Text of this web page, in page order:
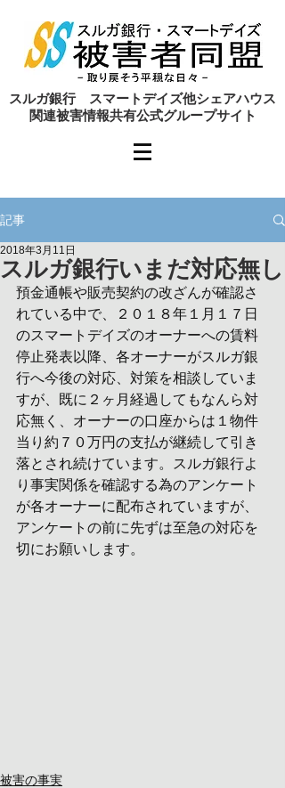
​スルガ銀行 スマートデイズ他シェアハウス
関連被害情報共有公式グループサイト
記事
スルガ銀行いまだ対応無し
2018年3月11日
預金通帳や販売契約の改ざんが確認さ
れている中で、２０１８年１月１７日
のスマートデイズのオーナーへの賃料
停止発表以降、各オーナーがスルガ銀
行へ今後の対応、対策を相談していま
すが、既に２ヶ月経過してもなんら対
応無く、オーナーの口座からは１物件
当り約７０万円の支払が継続して引き
落とされ続けています。スルガ銀行よ
り事実関係を確認する為のアンケート
が各オーナーに配布されていますが、
アンケートの前に先ずは至急の対応を
切にお願いします。
被害の事実